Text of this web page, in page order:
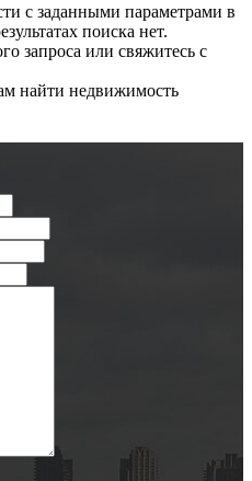
с заданными параметрами в
поиска нет.
запроса или свяжитесь с
найти недвижимость